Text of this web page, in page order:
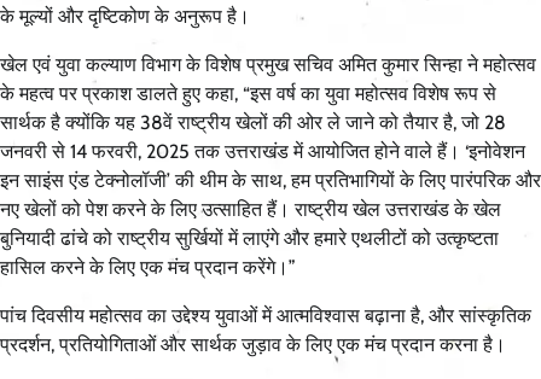
के मूल्यों और दृष्टिकोण के अनुरूप है।
खेल एवं युवा कल्याण विभाग के विशेष प्रमुख सचिव अमित कुमार सिन्हा ने महोत्सव
के महत्व पर प्रकाश डालते हुए कहा, “इस वर्ष का युवा महोत्सव विशेष रूप से
सार्थक है क्योंकि यह 38वें राष्ट्रीय खेलों की ओर ले जाने को तैयार है, जो 28
जनवरी से 14 फरवरी, 2025 तक उत्तराखंड में आयोजित होने वाले हैं। ‘इनोवेशन
इन साइंस एंड टेक्नोलॉजी’ की थीम के साथ, हम प्रतिभागियों के लिए पारंपरिक और
नए खेलों को पेश करने के लिए उत्साहित हैं। राष्ट्रीय खेल उत्तराखंड के खेल
बुनियादी ढांचे को राष्ट्रीय सुर्खियों में लाएंगे और हमारे एथलीटों को उत्कृष्टता
हासिल करने के लिए एक मंच प्रदान करेंगे।”
पांच दिवसीय महोत्सव का उद्देश्य युवाओं में आत्मविश्वास बढ़ाना है, और सांस्कृतिक
प्रदर्शन, प्रतियोगिताओं और सार्थक जुड़ाव के लिए एक मंच प्रदान करना है।